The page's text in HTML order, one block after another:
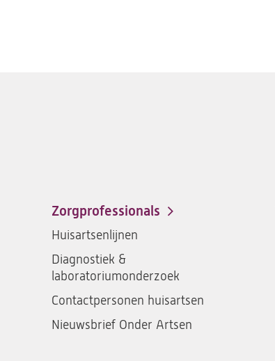
Zorgprofessionals
Huisartsenlijnen
Diagnostiek &
laboratoriumonderzoek
Contactpersonen huisartsen
Nieuwsbrief Onder Artsen